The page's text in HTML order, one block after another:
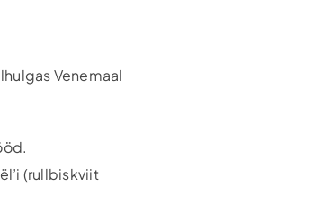
Venemaal
(rullbiskviit